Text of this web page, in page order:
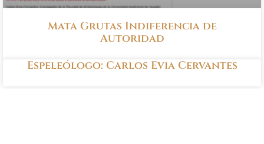
Mata Grutas Indiferencia de
Autoridad
Espeleólogo: Carlos Evia Cervantes